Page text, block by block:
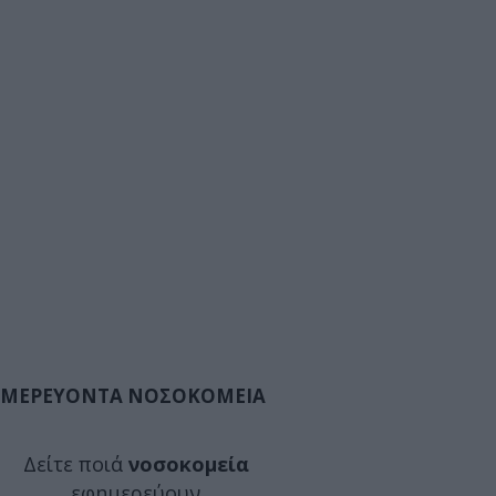
ΝΟΣΟΚΟΜΕΙΑ
Δείτε ποιά νοσοκομεία